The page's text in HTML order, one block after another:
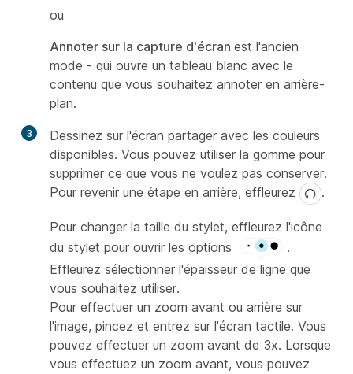
ou
Annoter sur la capture d'écran est l'ancien
mode - qui ouvre un tableau blanc avec le
contenu que vous souhaitez annoter en arrière-
plan.
3
Dessinez sur l'écran partager avec les couleurs
disponibles. Vous pouvez utiliser la gomme pour
supprimer ce que vous ne voulez pas conserver.
Pour revenir une étape en arrière, effleurez
.
Pour changer la taille du stylet, effleurez l'icône
du stylet pour ouvrir les options
.
Effleurez sélectionner l'épaisseur de ligne que
vous souhaitez utiliser.
Pour effectuer un zoom avant ou arrière sur
l'image, pincez et entrez sur l'écran tactile. Vous
pouvez effectuer un zoom avant de 3x. Lorsque
vous effectuez un zoom avant, vous pouvez